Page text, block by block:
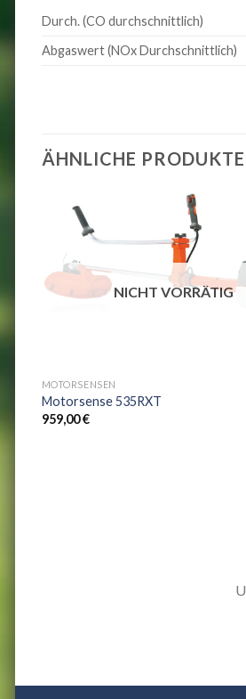
Durch. (CO durchschnittlich)
Abgaswert (NOx Durchschnittlich)
ÄHNLICHE PRODUKTE
NICHT VORRÄTIG
MOTORSENSEN
Motorsense 535RXT
959,00€